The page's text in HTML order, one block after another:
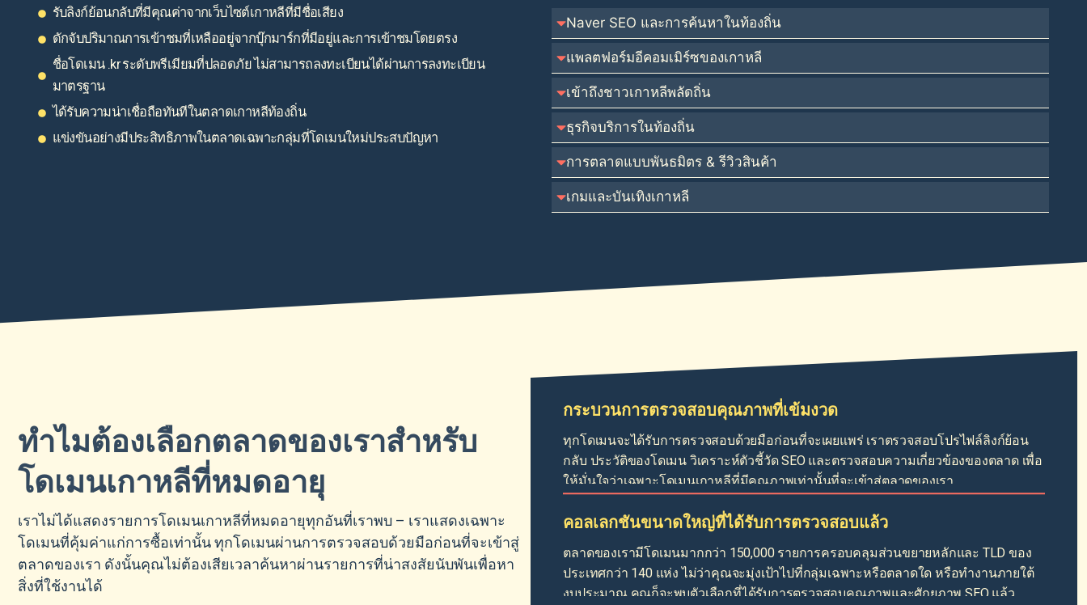
รับลิงก์ย้อนกลับที่มีคุณค่าจากเว็บไซต์เกาหลีที่มีชื่อเสียง
ดักจับปริมาณการเข้าชมที่เหลืออยู่จากบุ๊กมาร์กที่มีอยู่และการเข้าชมโดยตรง
ชื่อโดเมน .kr ระดับพรีเมียมที่ปลอดภัย ไม่สามารถลงทะเบียนได้ผ่านการลงทะเบียน
มาตรฐาน
ได้รับความน่าเชื่อถือทันทีในตลาดเกาหลีท้องถิ่น
แข่งขันอย่างมีประสิทธิภาพในตลาดเฉพาะกลุ่มที่โดเมนใหม่ประสบปัญหา
Naver SEO และการค้นหาในท้องถิ่น
แพลตฟอร์มอีคอมเมิร์ซของเกาหลี
เข้าถึงชาวเกาหลีพลัดถิ่น
ธุรกิจบริการในท้องถิ่น
การตลาดแบบพันธมิตร & รีวิวสินค้า
เกมและบันเทิงเกาหลี
ทำไมต้องเลือกตลาดของเราสำหรับ
โดเมนเกาหลีที่หมดอายุ
เราไม่ได้แสดงรายการโดเมนเกาหลีที่หมดอายุทุกอันที่เราพบ – เราแสดงเฉพาะ
โดเมนที่คุ้มค่าแก่การซื้อเท่านั้น ทุกโดเมนผ่านการตรวจสอบด้วยมือก่อนที่จะเข้าสู่
ตลาดของเรา ดังนั้นคุณไม่ต้องเสียเวลาค้นหาผ่านรายการที่น่าสงสัยนับพันเพื่อหา
สิ่งที่ใช้งานได้
กระบวนการตรวจสอบคุณภาพที่เข้มงวด
ทุกโดเมนจะได้รับการตรวจสอบด้วยมือก่อนที่จะเผยแพร่ เราตรวจสอบโปรไฟล์ลิงก์ย้อน
กลับ ประวัติของโดเมน วิเคราะห์ตัวชี้วัด SEO และตรวจสอบความเกี่ยวข้องของตลาด เพื่อ
ให้มั่นใจว่าเฉพาะโดเมนเกาหลีที่มีคุณภาพเท่านั้นที่จะเข้าสู่ตลาดของเรา
คอลเลกชันขนาดใหญ่ที่ได้รับการตรวจสอบแล้ว
ตลาดของเรามีโดเมนมากกว่า 150,000 รายการครอบคลุมส่วนขยายหลักและ TLD ของ
ประเทศกว่า 140 แห่ง ไม่ว่าคุณจะมุ่งเป้าไปที่กลุ่มเฉพาะหรือตลาดใด หรือทำงานภายใต้
งบประมาณ คุณก็จะพบตัวเลือกที่ได้รับการตรวจสอบคุณภาพและศักยภาพ SEO แล้ว